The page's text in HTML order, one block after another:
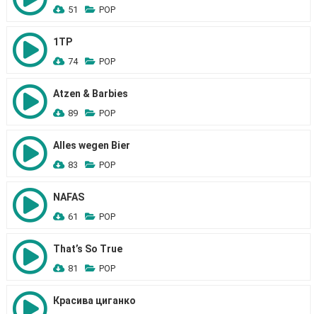
51 POP
1TP
74 POP
Atzen & Barbies
89 POP
Alles wegen Bier
83 POP
NAFAS
61 POP
That’s So True
81 POP
Красива циганко